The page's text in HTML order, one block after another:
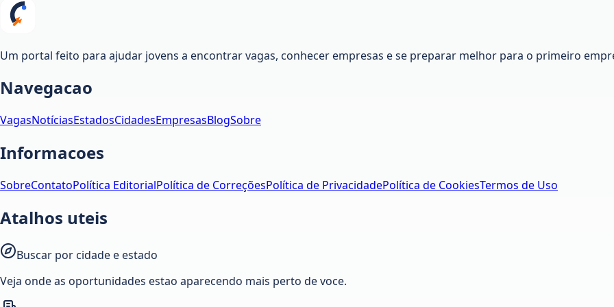
Um portal feito para ajudar jovens a encontrar vagas, conhecer empresas e se preparar melhor para o primeiro
Navegacao
VagasNotíciasEstadosCidadesEmpresasBlogSobre
Informacoes
SobreContatoPolítica EditorialPolítica de CorreçõesPolítica de PrivacidadePolítica de CookiesTermos de Uso
Atalhos uteis
Buscar por cidade e estado
Veja onde as oportunidades estao aparecendo mais perto de voce.